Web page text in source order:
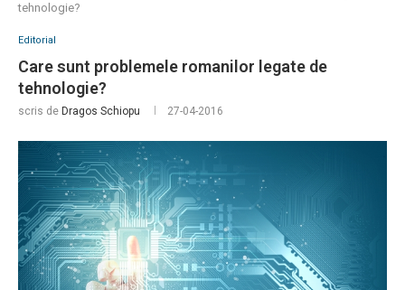
tehnologie?
Editorial
Care sunt problemele romanilor legate de
tehnologie?
scris de Dragos Schiopu 27-04-2016